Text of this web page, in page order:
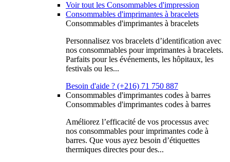
Voir tout les Consommables d'impression
Consommables d'imprimantes à bracelets
Consommables d'imprimantes à bracelets
Personnalisez vos bracelets d’identification avec
nos consommables pour imprimantes à bracelets.
Parfaits pour les événements, les hôpitaux, les
festivals ou les...
Besoin d'aide ? (+216) 71 750 887
Consommables d'imprimantes codes à barres
Consommables d'imprimantes codes à barres
Améliorez l’efficacité de vos processus avec
nos consommables pour imprimantes code à
barres. Que vous ayez besoin d’étiquettes
thermiques directes pour des...